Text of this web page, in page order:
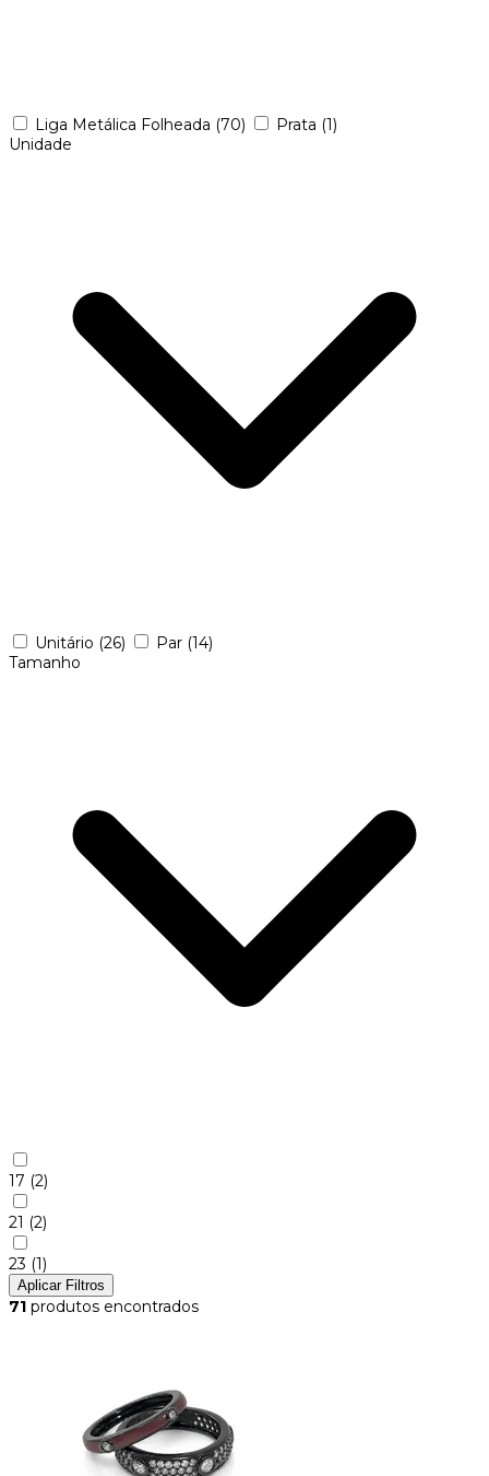
Liga Metálica Folheada (70) Prata (1)
Unidade
Unitário (26) Par (14)
Tamanho
17 (2)
21 (2)
23 (1)
Aplicar Filtros
71 produtos encontrados